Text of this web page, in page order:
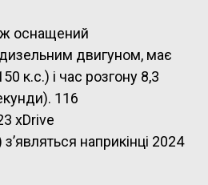
оснащений
двигуном, має
к.с.) і час розгону 8,3
116
xDrive
наприкінці 2024